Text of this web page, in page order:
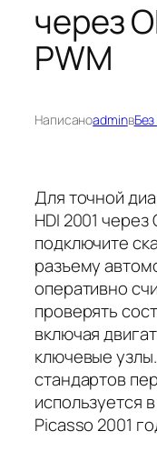
через
PWM
НаписаноadminвБез
Для точной
HDI 2001 через
подключите
разъему
оперативно
проверять
включая
ключевые
стандартов
используется
Picasso 2001